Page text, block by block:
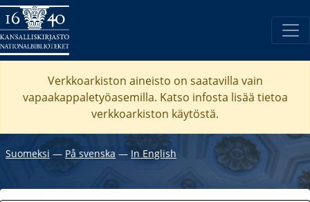
Verkkoarkiston aineisto on saatavilla vain
vapaakappaletyöasemilla. Katso infosta lisää tietoa
verkkoarkiston käytöstä.
Suomeksi ― På svenska ― In English